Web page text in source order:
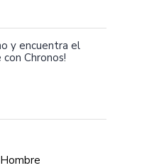
y encuentra el
Chronos!
Hombre